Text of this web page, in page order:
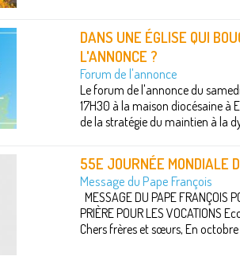
DANS UNE ÉGLISE QUI
L'ANNONCE ?
Forum de l'annonce
Le forum de l'annonce du
17H30 à la maison diocésaine à
de la stratégie du maintien à la
55E JOURNÉE MONDIALE
Message du Pape François
MESSAGE DU PAPE FRANÇOIS
PRIÈRE POUR LES VOCATIONS
Chers frères et sœurs, En octobre